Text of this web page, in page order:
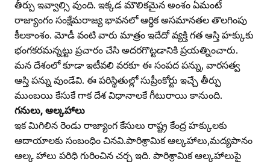
తీర్పు ఇవ్వాల్సి వుంది. ఇక్కడ మౌలికమైన అంశం ఏమంటే
రాజ్యాంగం సంక్షేమరాజ్య భావనలో ఆర్థిక అసమానతల తొలగింపు
కీలకాంశం. మోడీ వంటి వారు మాత్రం ఇదేదో వ్యక్తి గత ఆస్తి హక్కుకు
భంగకరమన్నట్టు ప్రచారం చేసి అదరగొట్టడానికి ప్రయత్నించారు.
మన దేశంలో కూడా ఇటీవలి వరకూ ఈ సంపద పన్ను, వారసత్వ
ఆస్తి పన్ను వుండేవి. ఈ పరిస్థితుల్లో సుప్రీంకోర్టు ఇచ్చే తీర్పు
ముంబయి కేసుకే గాక దేశ విధానాలకే గీటురాయి కానుంది.
గనులు, ఆల్కహాలు
ఇక మిగిలిన రెండు రాజ్యాంగ కేసులు రాష్ట్ర కేంద్ర హక్కులకు
ఆదాయాలకు సంబంధిం చినవి.పారిశ్రామిక ఆల్కహాలు,మద్యపానం
ఆల్క హాలు పరిధి గురించిన చర్చ ఇది. పారిశ్రామిక ఆల్కహాలుపై